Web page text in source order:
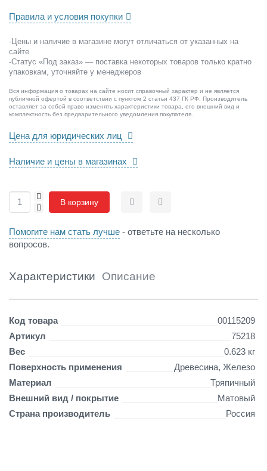
н
о
в
е
(
Б
З
)
з
е
р
и
т
с
т
ь
6
(
1
0
)
8
0
0
м
м
5
Наличие и цены в магазинах
Правила и условия покупки
-Цены и наличие в магазине могут отличаться от указанных на
сайте
-Статус «Под заказ» — поставка некоторых товаров только кратно
упаковкам, уточняйте у менеджеров
Вся информация о товарах на сайте носит справочный характер и не является
публичной офертой в соответствии с пунктом 2 статьи 437 ГК РФ. Производитель
оставляет за собой право изменять характеристики товара, его внешний вид и
комплектность без предварительного уведомления покупателя.
Цена для юридических лиц
-
+
В корзину СравнитьОтложить
Помогите нам стать лучше - ответьте на несколько
вопросов.
Характеристики Описание
Детали
Код товара
00115209
Артикул
75218
Вес
0.623 кг
Поверхность применения
Древесина, Железо
Материал
Тряпичный
Внешний вид / покрытие
Матовый
Страна производитель
Россия